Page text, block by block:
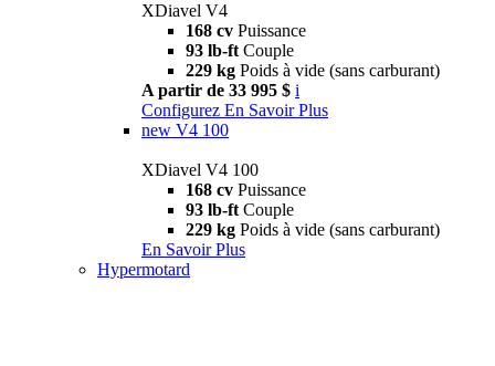
XDiavel V4
168 cv Puissance
93 lb-ft Couple
229 kg Poids à vide (sans carburant)
A partir de 33 995 $ i
Configurez En Savoir Plus
new V4 100
XDiavel V4 100
168 cv Puissance
93 lb-ft Couple
229 kg Poids à vide (sans carburant)
En Savoir Plus
Hypermotard